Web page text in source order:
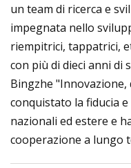
un team di ricerca e
impegnata nello
riempitrici, tappatrici,
con più di dieci anni di
Bingzhe
conquistato la fiducia
nazionali ed estere e
cooperazione a lungo